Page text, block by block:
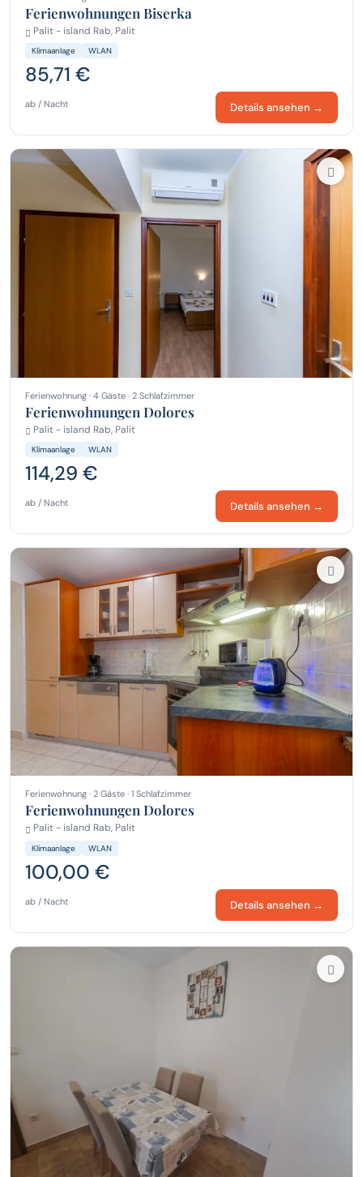
Ferienwohnungen Biserka
Palit - island Rab, Palit
Klimaanlage WLAN
85,71 €
ab / Nacht Details ansehen →
Ferienwohnung · 4 Gäste · 2 Schlafzimmer
Ferienwohnungen Dolores
Palit - island Rab, Palit
Klimaanlage WLAN
114,29 €
ab / Nacht Details ansehen →
Ferienwohnung · 2 Gäste · 1 Schlafzimmer
Ferienwohnungen Dolores
Palit - island Rab, Palit
Klimaanlage WLAN
100,00 €
ab / Nacht Details ansehen →